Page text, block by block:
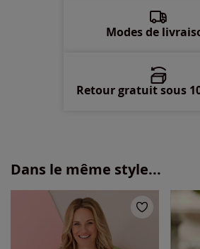
Modes de
Retour gratuit sous
Dans le même style...